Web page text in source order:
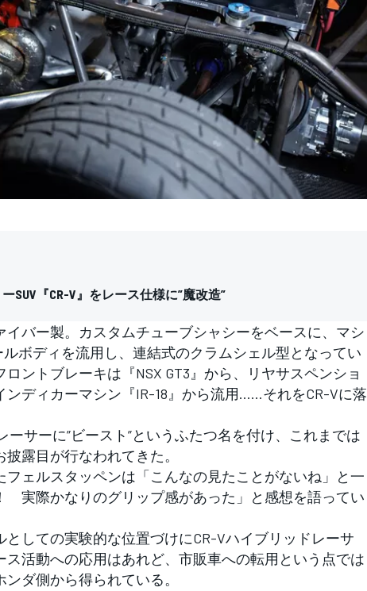
SUV『CR-V』をレース仕様に”魔改造”
バー製。カスタムチューブシャシーをベースに、マシ
ボディを流用し、連結式のクラムシェル型となってい
ントブレーキは『NSX GT3』から、リヤサスペンショ
ンディカーマシン『IR-18』から流用……それをCR-Vに落
サーに”ビースト”というふたつ名を付け、これまでは
露目が行なわれてきた。
ェルスタッペンは「こんなの見たことがないね」と一
実際かなりのグリップ感があった」と感想を語ってい
しての実験的な位置づけにCR-Vハイブリッドレーサ
活動への応用はあれど、市販車への転用という点では
ダ側から得られている。